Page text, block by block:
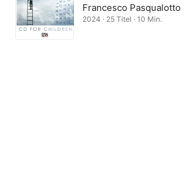
Francesco Pasqualotto
2024 · 25 Titel · 10 Min.